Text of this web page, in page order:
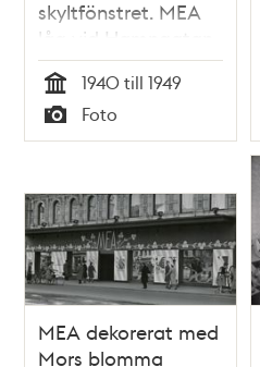
skyltfönstret. MEA
låg vid Hamngatan
3 mellan 1883 och
1985
Tid
1940 till 1949
Typ
Foto
MEA dekorerat med
Mors blomma